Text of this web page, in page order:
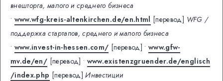
внешторга, малого и среднего бизнеса
• www.wfg-kreis-altenkirchen.de/en.html [перевод] WFG /
поддержка стартапов, среднего и малого бизнеса
• www.invest-in-hessen.com/ [перевод] •www.gfw-
mv.de/en/ [перевод] • www.existenzgruender.de/englisch
/index.php [перевод] Инвестиции